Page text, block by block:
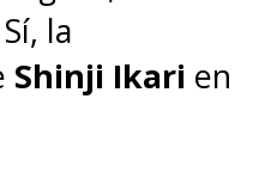
la
Shinji Ikari en